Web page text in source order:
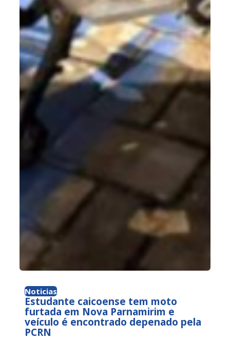
Noticias
Estudante caicoense tem moto
furtada em Nova Parnamirim e
veículo é encontrado depenado pela
PCRN